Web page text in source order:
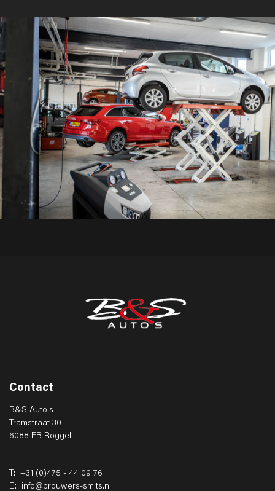
Contact
B&S Auto's
Tramstraat 30
6088 EB Roggel
T: +31 (0)475 - 44 09 76
E: info@brouwers-smits.nl